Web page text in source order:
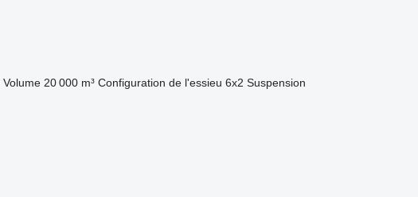
Volume 20 000 m³ Configuration de l'essieu 6x2 Suspension